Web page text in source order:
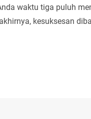
waktu tiga puluh
kesuksesan